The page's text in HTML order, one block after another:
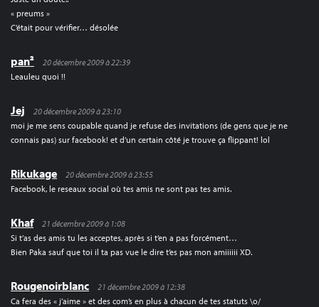
« preums »
C’était pour vérifier… désolée
pan²
20 décembre 2009 à 22:39
Leauleu quoi !!
Jej
20 décembre 2009 à 23:10
moi je me sens coupable quand je refuse des invitations (de gens que je ne
connais pas) sur facebook! et d’un certain côté je trouve ça flippant! lol
Rikukage
20 décembre 2009 à 23:55
Facebook, le reseaux social où tes amis ne sont pas tes amis.
Khaf
21 décembre 2009 à 1:08
Si t’as des amis tu les acceptes, après si t’en a pas forcément…
Bien Paka sauf que toi il ta pas vue le dire t’es pas mon amiiiiii XD.
Rougenoirblanc
21 décembre 2009 à 12:38
Ca fera des « j’aime » et des com’s en plus à chacun de tes statuts \o/